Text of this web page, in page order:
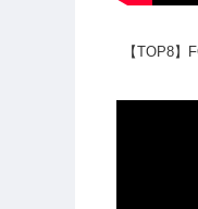
【TOP8】